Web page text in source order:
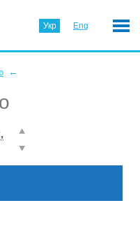
Укр Eng
←